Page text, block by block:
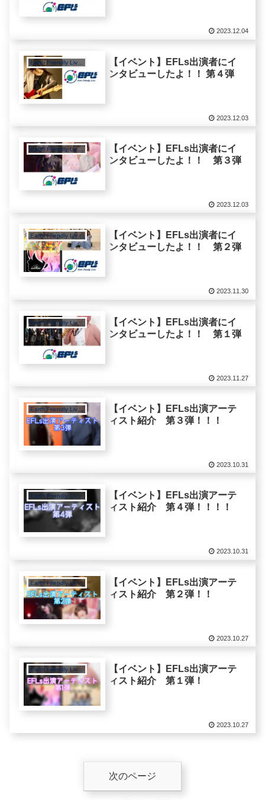
2023.12.04
【イベント】EFLs出演者にイ
ンタビューしたよ！！ 第４弾
2023.12.03
Earth Friendly Lives
【イベント】EFLs出演者にイ
ンタビューしたよ！！ 第３弾
2023.12.03
Earth Friendly Lives
【イベント】EFLs出演者にイ
ンタビューしたよ！！ 第２弾
2023.11.30
Earth Friendly Lives
【イベント】EFLs出演者にイ
ンタビューしたよ！！ 第１弾
2023.11.27
【イベント】EFLs出演アーテ
ィスト紹介 第３弾！！！
2023.10.31
Earth Friendly Lives
【イベント】EFLs出演アーテ
ィスト紹介 第４弾！！！！
2023.10.31
Earth Friendly Lives
【イベント】EFLs出演アーテ
ィスト紹介 第２弾！！
2023.10.27
【イベント】EFLs出演アーテ
ィスト紹介 第１弾！
2023.10.27
次のページ